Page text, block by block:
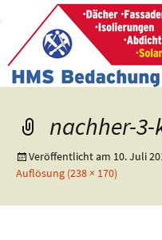
nachher-3-
Veröffentlicht am 10. Juli
Auflösung (238 × 170)